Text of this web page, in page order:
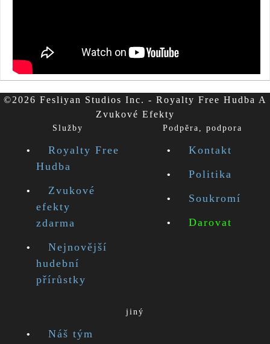
©2026 Fesliyan Studios Inc. - Royalty Free Hudba A
Zvukové Efekty
Služby
Royalty Free
Hudba
Zvukové
efekty
zdarma
Nejnovější
hudební
přírůstky
Podpěra, podpora
Kontakt
Politika
Soukromí
Darovat
jiný
Náš tým